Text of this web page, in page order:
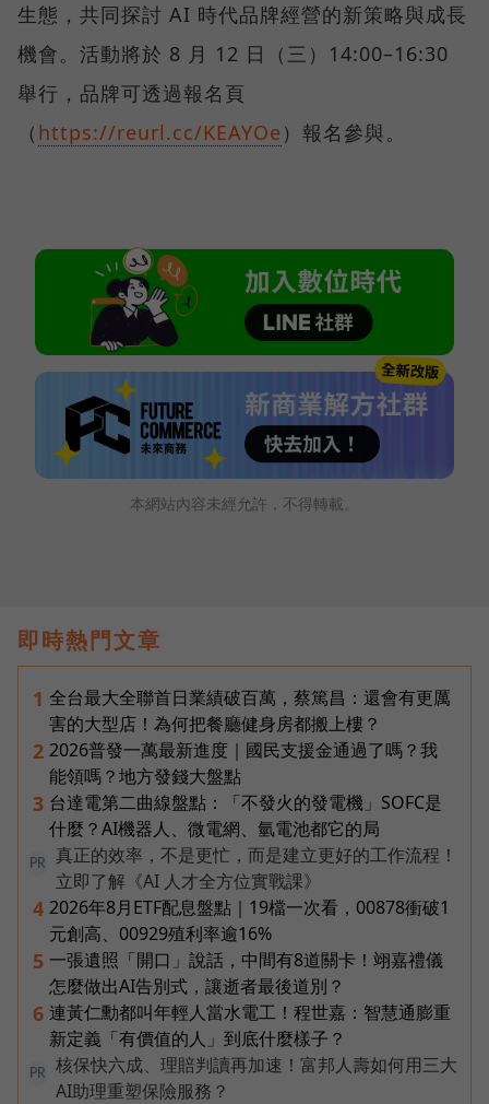
生態，共同探討 AI 時代品牌經營的新策略與成長
機會。活動將於 8 月 12 日（三）14:00–16:30
舉行，品牌可透過報名頁
（ https://reurl.cc/KEAYOe ）報名參與。
本網站內容未經允許，不得轉載。
即時熱門文章
1 全台最大全聯首日業績破百萬，蔡篤昌：還會有更厲
害的大型店！為何把餐廳健身房都搬上樓？
2 2026普發一萬最新進度｜國民支援金通過了嗎？我
能領嗎？地方發錢大盤點
3 台達電第二曲線盤點：「不發火的發電機」SOFC是
什麼？AI機器人、微電網、氫電池都它的局
PR
真正的效率，不是更忙，而是建立更好的工作流程！
立即了解《AI 人才全方位實戰課》
4 2026年8月ETF配息盤點｜19檔一次看，00878衝破1
元創高、00929殖利率逾16%
5 一張遺照「開口」說話，中間有8道關卡！翊嘉禮儀
怎麼做出AI告別式，讓逝者最後道別？
6 連黃仁勳都叫年輕人當水電工！程世嘉：智慧通膨重
新定義「有價值的人」到底什麼樣子？
PR
核保快六成、理賠判讀再加速！富邦人壽如何用三大
AI助理重塑保險服務？